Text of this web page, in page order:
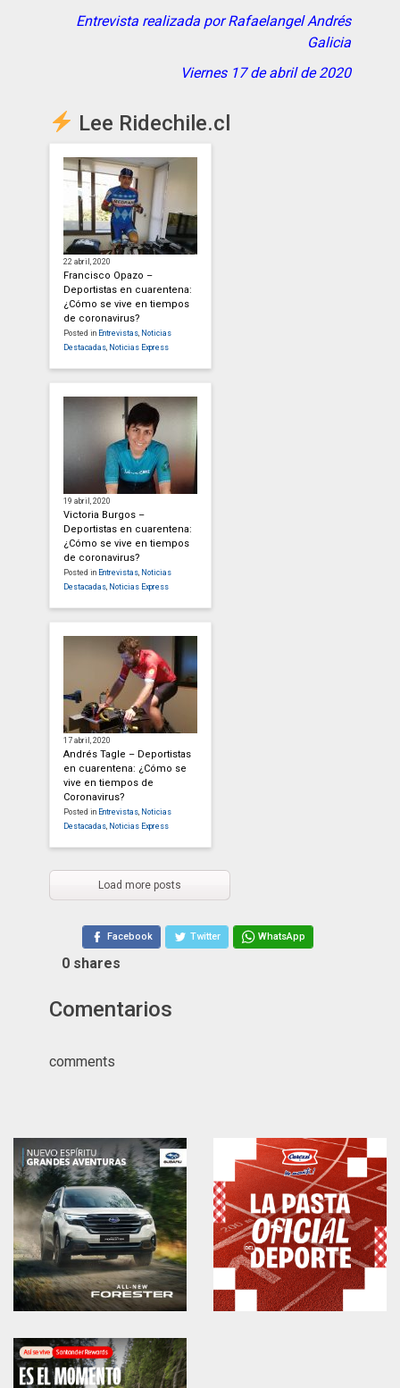
Entrevista realizada por Rafaelangel Andrés
Galicia
Viernes 17 de abril de 2020
Lee Ridechile.cl
22 abril, 2020
Francisco Opazo –
Deportistas en cuarentena:
¿Cómo se vive en tiempos
de coronavirus?
Posted in Entrevistas, Noticias
Destacadas, Noticias Express
19 abril, 2020
Victoria Burgos –
Deportistas en cuarentena:
¿Cómo se vive en tiempos
de coronavirus?
Posted in Entrevistas, Noticias
Destacadas, Noticias Express
17 abril, 2020
Andrés Tagle – Deportistas
en cuarentena: ¿Cómo se
vive en tiempos de
Coronavirus?
Posted in Entrevistas, Noticias
Destacadas, Noticias Express
Load more posts
Facebook Twitter WhatsApp
0 shares
Comentarios
comments